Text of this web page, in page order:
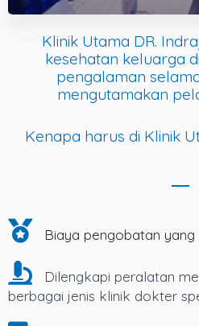
Klinik Utama DR.
kesehatan keluarga
pengalaman
mengutamakan
Kenapa harus di Klinik
Biaya pengobatan
Dilengkapi peralatan
berbagai jenis klinik dokter